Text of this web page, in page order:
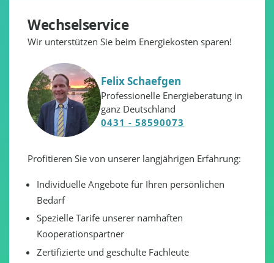
Wechselservice
Wir unterstützen Sie beim Energiekosten sparen!
Felix Schaefgen
Professionelle Energieberatung in
ganz Deutschland
0431 - 58590073
Profitieren Sie von unserer langjährigen Erfahrung:
Individuelle Angebote für Ihren persönlichen
Bedarf
Spezielle Tarife unserer namhaften
Kooperationspartner
Zertifizierte und geschulte Fachleute